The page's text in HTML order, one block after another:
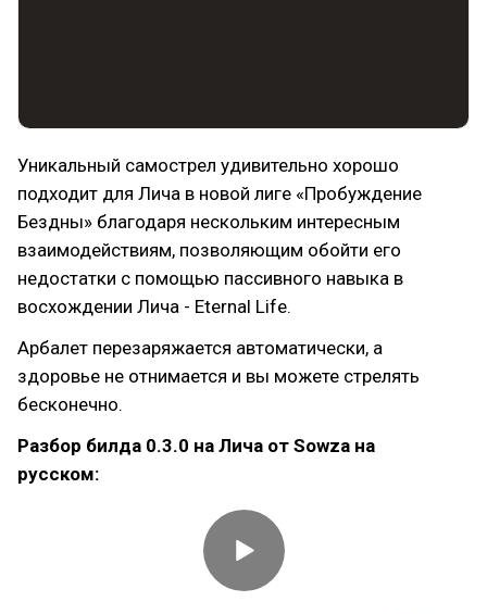
Уникальный самострел удивительно хорошо
подходит для Лича в новой лиге «Пробуждение
Бездны» благодаря нескольким интересным
взаимодействиям, позволяющим обойти его
недостатки с помощью пассивного навыка в
восхождении Лича - Eternal Life.
Арбалет перезаряжается автоматически, а
здоровье не отнимается и вы можете стрелять
бесконечно.
Разбор билда 0.3.0 на Лича от Sowza на
русском: